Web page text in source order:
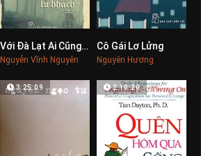
0Với Đà Lạt Ai Cũng Là Lữ Khách
Nguyễn Vĩnh Nguyên
Cô Gái Lơ Lửng
Nguyên Hương
3:25:09 2:10:20